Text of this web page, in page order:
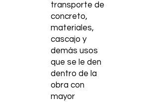
transporte de
concreto,
materiales,
cascajo y
demás usos
que se le den
dentro de la
obra con
mayor